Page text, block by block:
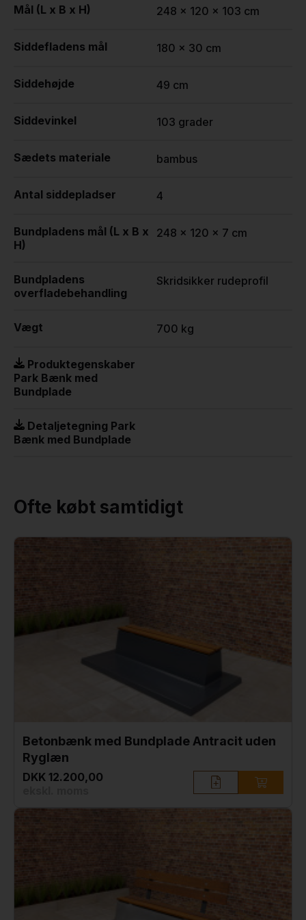
Mål (L x B x H) 248 x 120 x 103 cm
Siddefladens mål 180 x 30 cm
Siddehøjde 49 cm
Siddevinkel 103 grader
Sædets materiale bambus
Antal siddepladser 4
Bundpladens mål (L x B x
H)
248 x 120 x 7 cm
Bundpladens
overfladebehandling
Skridsikker rudeprofil
Vægt 700 kg
Produktegenskaber
Park Bænk med
Bundplade
Detaljetegning Park
Bænk med Bundplade
Ofte købt samtidigt
Betonbænk med Bundplade Antracit uden
Ryglæn
DKK 12.200,00